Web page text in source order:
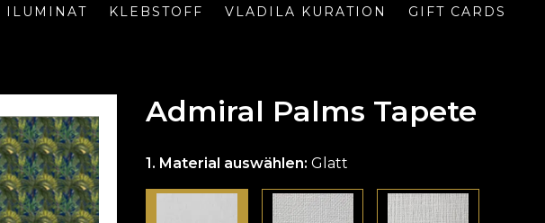
ILUMINAT KLEBSTOFF VLADILA KURATION GIFT CARDS
Admiral Palms Tapete
Material auswählen:Glatt